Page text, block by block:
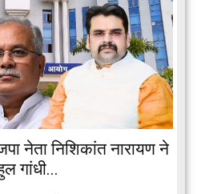
नेता निशिकांत नारायण ने
गांधी...